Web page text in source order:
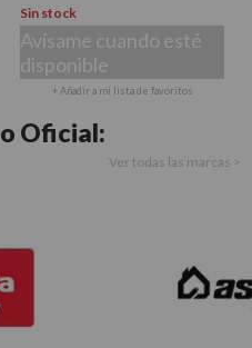
Sin stock
Avísame cuando esté
disponible
+ Añadir a mi lista de favoritos
Oficial:
Ver todas las marcas >